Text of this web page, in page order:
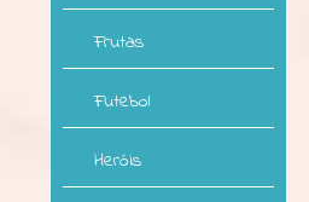
Frutas
Futebol
Heróis